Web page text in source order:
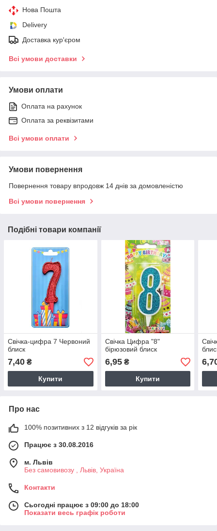
Нова Пошта
Delivery
Доставка кур'єром
Всі умови доставки
Умови оплати
Оплата на рахунок
Оплата за реквізитами
Всі умови оплати
Умови повернення
Повернення товару впродовж 14 днів за домовленістю
Всі умови повернення
Подібні товари компанії
Свічка-цифра 7 Червоний
блиск
7,40 ₴
Купити
Свічка Цифра "8"
бірюзовий блиск
6,95₴
Купити
Про нас
100% позитивних з 12 відгуків за рік
Працює з 30.08.2016
м. Львів
Без самовивозу , Львів, Україна
Контакти
Сьогодні працює з 09:00 до 18:00
Показати весь графік роботи